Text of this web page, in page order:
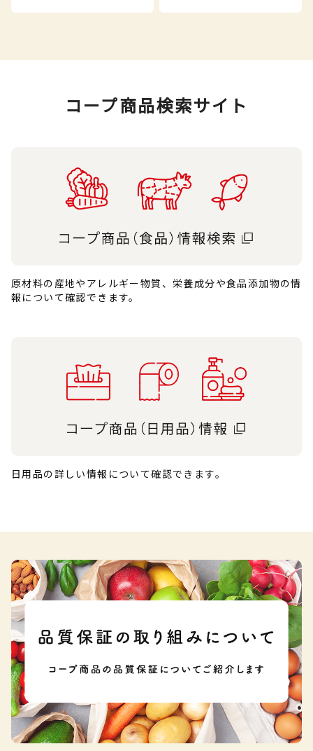
コープ商品検索サイト
原材料の産地やアレルギー物質、栄養成分や食品添加物の情
報について確認できます。
日用品の詳しい情報について確認できます。